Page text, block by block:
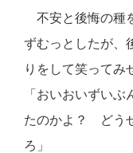
不安と後悔の種
ずむっとしたが、
りをして笑ってみ
「おいおいずい
たのかよ？ どう
ろ」